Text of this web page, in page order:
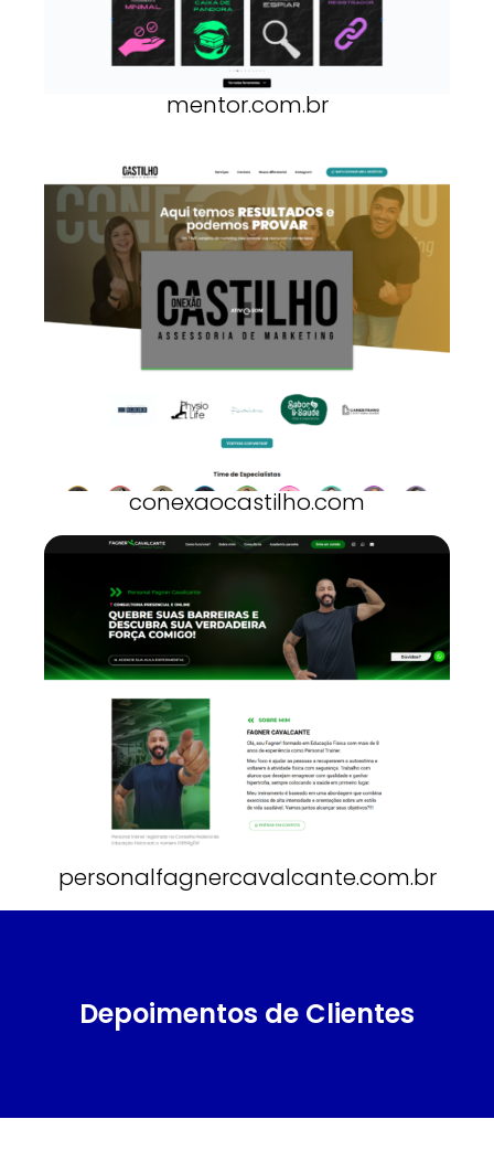
mentor.com.br
conexaocastilho.com
personalfagnercavalcante.com.br
Depoimentos de Clientes